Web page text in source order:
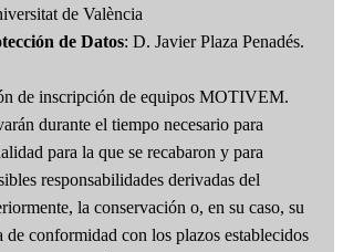
de València
de Datos: D. Javier Plaza Penadés.
de inscripción de equipos MOTIVEM.
durante el tiempo necesario para
para la que se recabaron y para
responsabilidades derivadas del
la conservación o, en su caso, su
de conformidad con los plazos establecidos